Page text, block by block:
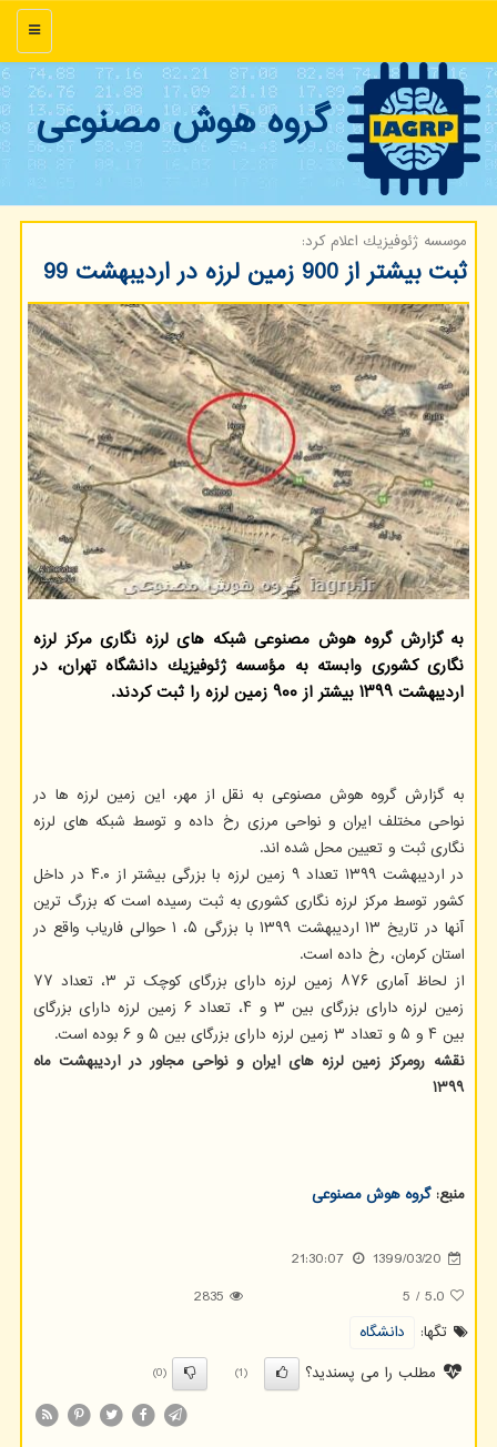
منو
گروه هوش مصنوعی
موسسه ژئوفیزیك اعلام كرد:
ثبت بیشتر از 900 زمین لرزه در اردیبهشت 99
به گزارش گروه هوش مصنوعی شبكه های لرزه نگاری مركز لرزه
نگاری كشوری وابسته به مؤسسه ژئوفیزیك دانشگاه تهران، در
اردیبهشت ۱۳۹۹ بیشتر از ۹۰۰ زمین لرزه را ثبت كردند.
به گزارش گروه هوش مصنوعی به نقل از مهر، این زمین لرزه ها در
نواحی مختلف ایران و نواحی مرزی رخ داده و توسط شبکه های لرزه
نگاری ثبت و تعیین محل شده اند.
در اردیبهشت ۱۳۹۹ تعداد ۹ زمین لرزه با بزرگی بیشتر از ۴.۰ در داخل
کشور توسط مرکز لرزه نگاری کشوری به ثبت رسیده است که بزرگ ترین
آنها در تاریخ ۱۳ اردیبهشت ۱۳۹۹ با بزرگی ۵، ۱ حوالی فاریاب واقع در
استان کرمان، رخ داده است.
از لحاظ آماری ۸۷۶ زمین لرزه دارای بزرگای کوچک تر ۳، تعداد ۷۷
زمین لرزه دارای بزرگای بین ۳ و ۴، تعداد ۶ زمین لرزه دارای بزرگای
بین ۴ و ۵ و تعداد ۳ زمین لرزه دارای بزرگای بین ۵ و ۶ بوده است.
نقشه رومرکز زمین لرزه های ایران و نواحی مجاور در اردیبهشت ماه
۱۳۹۹
منبع:گروه هوش مصنوعی
1399/03/20
21:30:07
5.0
/
5
2835
تگها:
دانشگاه
مطلب را می پسندید؟
(1)
(0)